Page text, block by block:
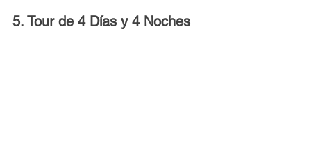
5. Tour de 4 Días y 4 Noches